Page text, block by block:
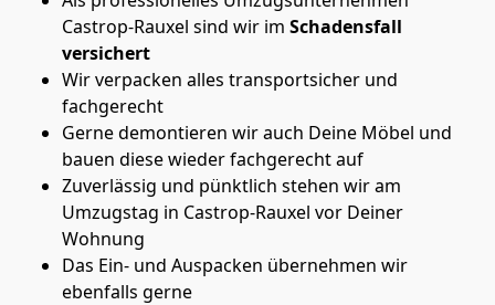
Castrop-Rauxel sind wir im Schadensfall
versichert
Wir verpacken alles transportsicher und
fachgerecht
Gerne demontieren wir auch Deine Möbel und
bauen diese wieder fachgerecht auf
Zuverlässig und pünktlich stehen wir am
Umzugstag in Castrop-Rauxel vor Deiner
Wohnung
Das Ein- und Auspacken übernehmen wir
ebenfalls gerne